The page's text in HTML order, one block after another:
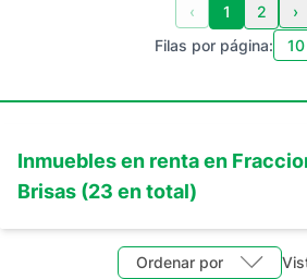
‹
1 2
›
Filas por página:
Inmuebles en rentaen
Brisas (23 en total)
Ordenar por